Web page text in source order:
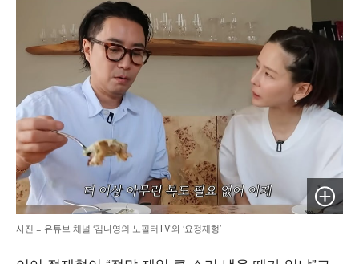
이미지
사진 = 유튜브 채널 ‘김나영의 노필터TV’와 ‘요정재형’